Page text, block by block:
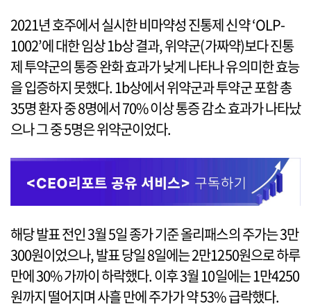
2021년 호주에서 실시한 비마약성 진통제 신약 ‘OLP-
1002’에 대한 임상 1b상 결과, 위약군(가짜약)보다 진통
제 투약군의 통증 완화 효과가 낮게 나타나 유의미한 효능
을 입증하지 못했다. 1b상에서 위약군과 투약군 포함 총
35명 환자 중 8명에서 70% 이상 통증 감소 효과가 나타났
으나 그 중 5명은 위약군이었다.
해당 발표 전인 3월 5일 종가 기준 올리패스의 주가는 3만
300원이었으나, 발표 당일 8일에는 2만1250원으로 하루
만에 30% 가까이 하락했다. 이후 3월 10일에는 1만4250
원까지 떨어지며 사흘 만에 주가가 약 53% 급락했다.